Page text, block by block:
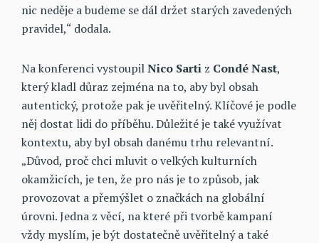
nic neděje a budeme se dál držet starých zavedených
pravidel,“ dodala.
Na konferenci vystoupilNico Sarti z Condé Nast,
který kladl důraz zejména na to, aby byl obsah
autentický, protože pak je uvěřitelný. Klíčové je podle
něj dostat lidi do příběhu. Důležité je také využívat
kontextu, aby byl obsah danému trhu relevantní.
„Důvod, proč chci mluvit o velkých kulturních
okamžicích, je ten, že pro nás je to způsob, jak
provozovat a přemýšlet o značkách na globální
úrovni. Jedna z věcí, na které při tvorbě kampaní
vždy myslím, je být dostatečně uvěřitelný a také